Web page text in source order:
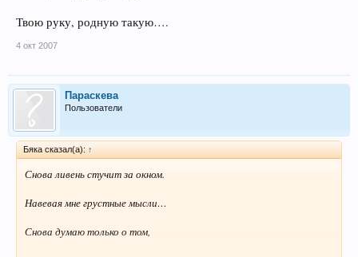
Твою руку, родную такую….
4 окт 2007
Параскева
Пользователи
Бяка сказал(а): ↑
Снова ливень стучит за окном.
Навевая мне грустные мысли…
Снова думаю только о том,